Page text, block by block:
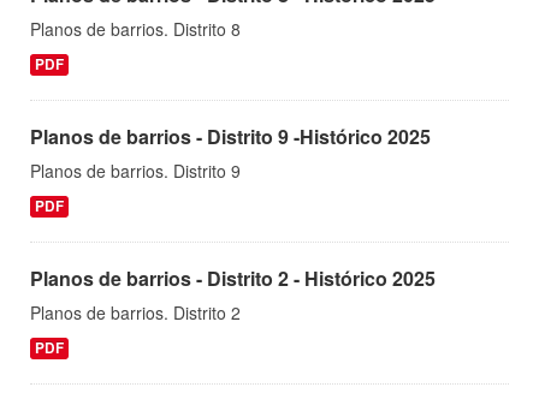
Planos de barrios. Distrito 8
PDF
Planos de barrios - Distrito 9 -Histórico 2025
Planos de barrios. Distrito 9
PDF
Planos de barrios - Distrito 2 - Histórico 2025
Planos de barrios. Distrito 2
PDF